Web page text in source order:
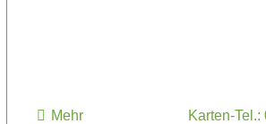
Mehr Karten-